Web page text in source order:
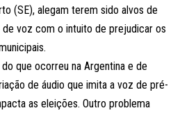
(SE), alegam terem sido alvos de
voz com o intuito de prejudicar os
que ocorreu na Argentina e de
de áudio que imita a voz de pré-
as eleições. Outro problema